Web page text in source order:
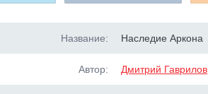
Название: Наследие Аркона
Автор: Дмитрий Гаврилов